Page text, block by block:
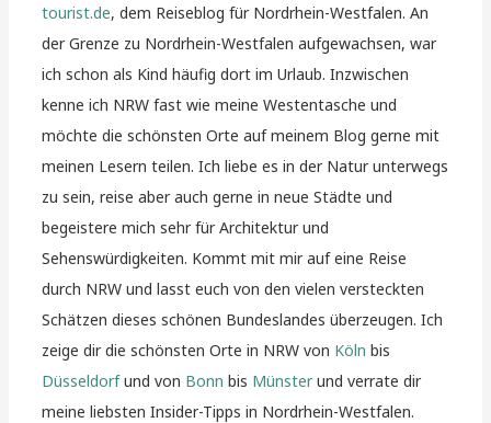
tourist.de, dem Reiseblog für Nordrhein-Westfalen. An
der Grenze zu Nordrhein-Westfalen aufgewachsen, war
ich schon als Kind häufig dort im Urlaub. Inzwischen
kenne ich NRW fast wie meine Westentasche und
möchte die schönsten Orte auf meinem Blog gerne mit
meinen Lesern teilen. Ich liebe es in der Natur unterwegs
zu sein, reise aber auch gerne in neue Städte und
begeistere mich sehr für Architektur und
Sehenswürdigkeiten. Kommt mit mir auf eine Reise
durch NRW und lasst euch von den vielen versteckten
Schätzen dieses schönen Bundeslandes überzeugen. Ich
zeige dir die schönsten Orte in NRW von Köln bis
Düsseldorfund von Bonn bis Münsterund verrate dir
meine liebsten Insider-Tipps in Nordrhein-Westfalen.